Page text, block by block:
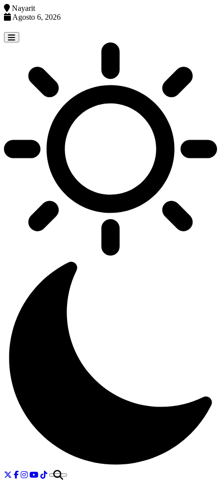
Nayarit
Agosto 6, 2026
to
content